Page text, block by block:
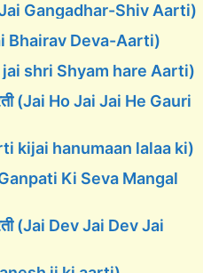
Jai Gangadhar-Shiv Aarti)
Bhairav Deva-Aarti)
jai shri Shyam hare Aarti)
(Jai Ho Jai Jai He Gauri
kijai hanumaan lalaa ki)
(Ganpati Ki Seva Mangal
(Jai Dev Jai Dev Jai